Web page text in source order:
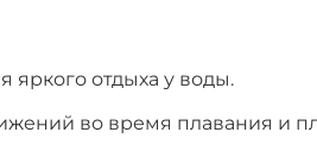
яркого отдыха у воды.
во время плавания и